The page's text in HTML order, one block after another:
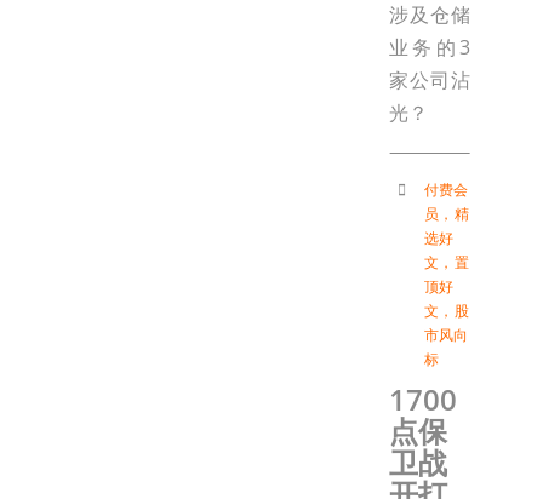
涉及仓储
业务的3
家公司沾
光？
付费会
员 ， 精
选好
文 ， 置
顶好
文 ， 股
市风向
标
1700
点保
卫战